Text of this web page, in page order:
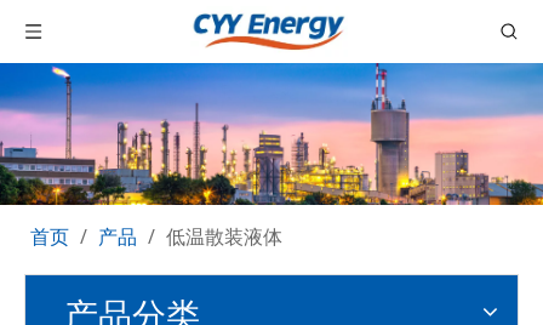
首页 / 产品 / 低温散装液体
产品分类